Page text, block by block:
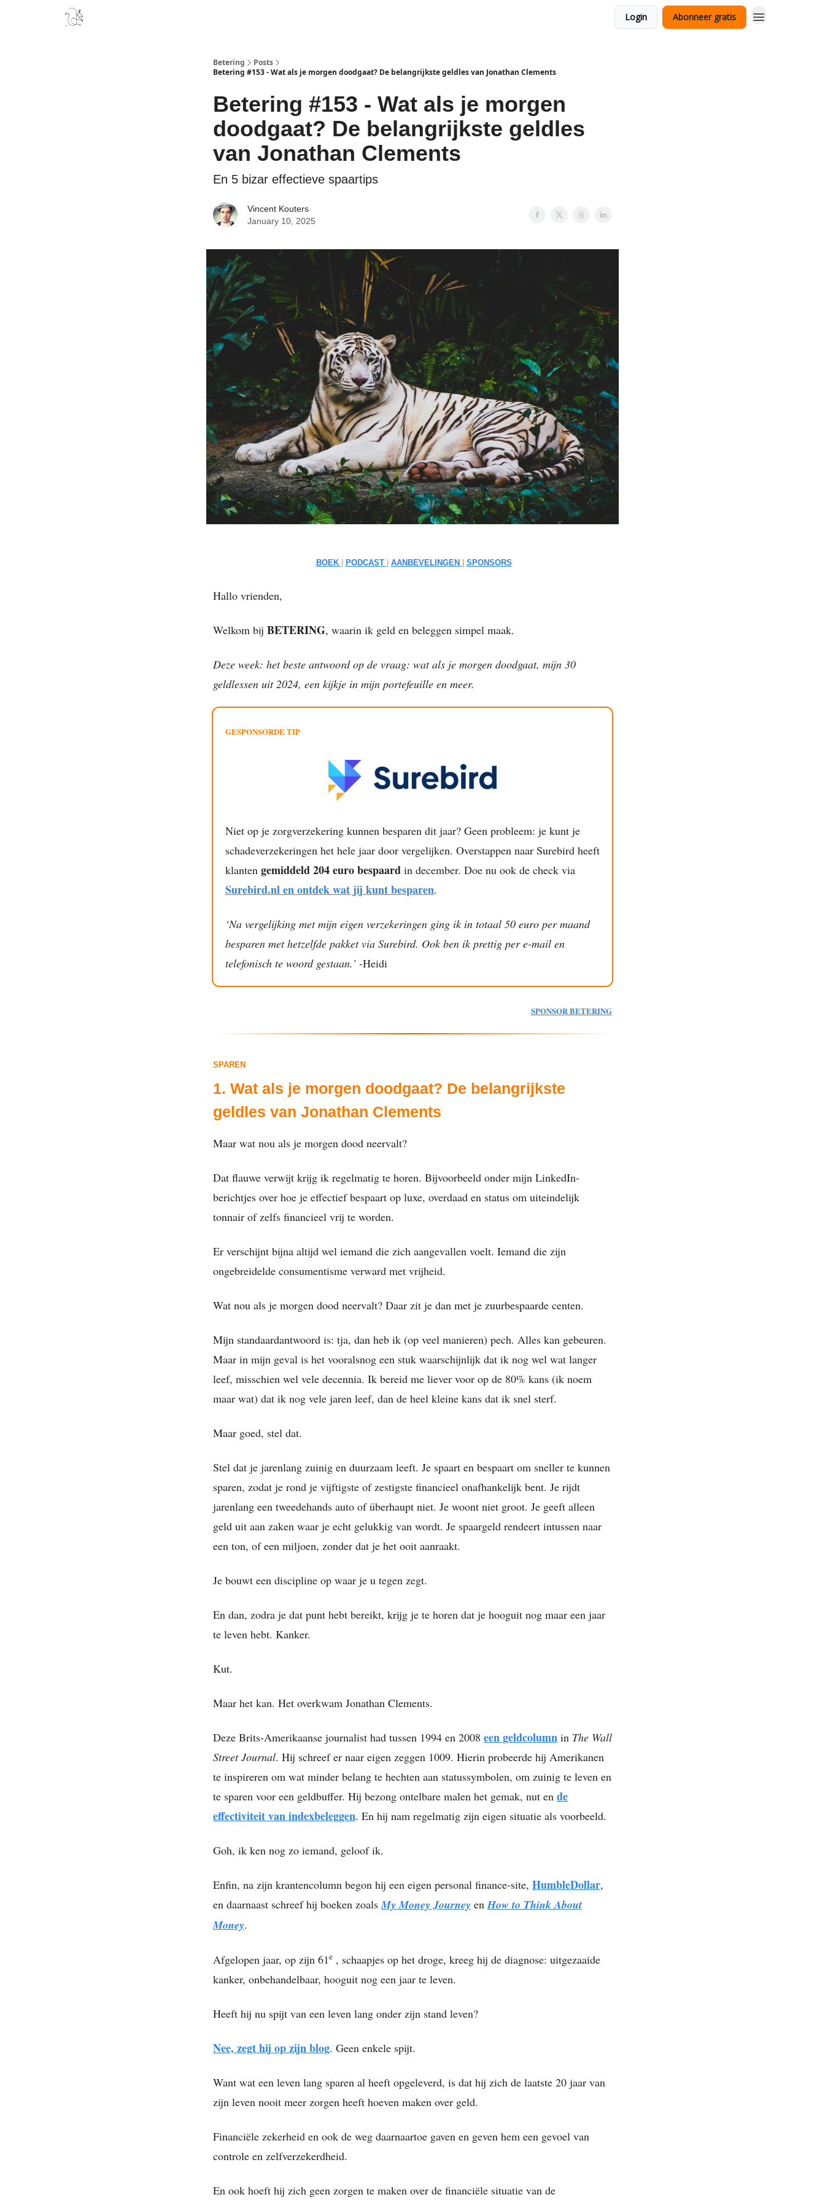
Login Abonneer gratis
Betering
Posts
Betering #153 - Wat als je morgen doodgaat? De belangrijkste geldles van Jonathan Clements
Betering #153 - Wat als je morgen
doodgaat? De belangrijkste geldles
van Jonathan Clements
En 5 bizar effectieve spaartips
Vincent Kouters
January 10, 2025
BOEK PODCAST AANBEVELINGEN SPONSORS
Hallo vrienden,
Welkom bij BETERING, waarin ik geld en beleggen simpel maak.
Deze week: het beste antwoord op de vraag: wat als je morgen doodgaat, mijn 30
geldlessen uit 2024, een kijkje in mijn portefeuille en meer.
GESPONSORDE TIP
Niet op je zorgverzekering kunnen besparen dit jaar? Geen probleem: je kunt je
schadeverzekeringen het hele jaar door vergelijken. Overstappen naar Surebird heeft
klanten gemiddeld 204 euro bespaard in december. Doe nu ook de check via
Surebird.nl en ontdek wat jij kunt besparen.
‘Na vergelijking met mijn eigen verzekeringen ging ik in totaal 50 euro per maand
besparen met hetzelfde pakket via Surebird. Ook ben ik prettig per e-mail en
telefonisch te woord gestaan.’ -Heidi
SPONSOR BETERING
SPAREN
1. Wat als je morgen doodgaat? De belangrijkste
geldles van Jonathan Clements
Maar wat nou als je morgen dood neervalt?
Dat flauwe verwijt krijg ik regelmatig te horen. Bijvoorbeeld onder mijn LinkedIn-
berichtjes over hoe je effectief bespaart op luxe, overdaad en status om uiteindelijk
tonnair of zelfs financieel vrij te worden.
Er verschijnt bijna altijd wel iemand die zich aangevallen voelt. Iemand die zijn
ongebreidelde consumentisme verward met vrijheid.
Wat nou als je morgen dood neervalt? Daar zit je dan met je zuurbespaarde centen.
Mijn standaardantwoord is: tja, dan heb ik (op veel manieren) pech. Alles kan gebeuren.
Maar in mijn geval is het vooralsnog een stuk waarschijnlijk dat ik nog wel wat langer
leef, misschien wel vele decennia. Ik bereid me liever voor op de 80% kans (ik noem
maar wat) dat ik nog vele jaren leef, dan de heel kleine kans dat ik snel sterf.
Maar goed, stel dat.
Stel dat je jarenlang zuinig en duurzaam leeft. Je spaart en bespaart om sneller te kunnen
sparen, zodat je rond je vijftigste of zestigste financieel onafhankelijk bent. Je rijdt
jarenlang een tweedehands auto of überhaupt niet. Je woont niet groot. Je geeft alleen
geld uit aan zaken waar je echt gelukkig van wordt. Je spaargeld rendeert intussen naar
een ton, of een miljoen, zonder dat je het ooit aanraakt.
Je bouwt een discipline op waar je u tegen zegt.
En dan, zodra je dat punt hebt bereikt, krijg je te horen dat je hooguit nog maar een jaar
te leven hebt. Kanker.
Kut.
Maar het kan. Het overkwam Jonathan Clements.
Deze Brits-Amerikaanse journalist had tussen 1994 en 2008 een geldcolumn in The Wall
Street Journal. Hij schreef er naar eigen zeggen 1009. Hierin probeerde hij Amerikanen
te inspireren om wat minder belang te hechten aan statussymbolen, om zuinig te leven en
te sparen voor een geldbuffer. Hij bezong ontelbare malen het gemak, nut en de
effectiviteit van indexbeleggen. En hij nam regelmatig zijn eigen situatie als voorbeeld.
Goh, ik ken nog zo iemand, geloof ik.
Enfin, na zijn krantencolumn begon hij een eigen personal finance-site, HumbleDollar,
en daarnaast schreef hij boeken zoalsMy Money Journey enHow to Think About
Money.
Afgelopen jaar, op zijn 61e , schaapjes op het droge, kreeg hij de diagnose: uitgezaaide
kanker, onbehandelbaar, hooguit nog een jaar te leven.
Heeft hij nu spijt van een leven lang onder zijn stand leven?
Nee, zegt hij op zijn blog. Geen enkele spijt.
Want wat een leven lang sparen al heeft opgeleverd, is dat hij zich de laatste 20 jaar van
zijn leven nooit meer zorgen heeft hoeven maken over geld.
Financiële zekerheid en ook de weg daarnaartoe gaven en geven hem een gevoel van
controle en zelfverzekerdheid.
En ook hoeft hij zich geen zorgen te maken over de financiële situatie van de